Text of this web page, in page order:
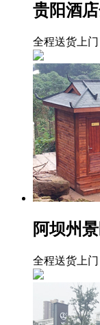
贵阳酒
全程送货上
阿坝州
全程送货上